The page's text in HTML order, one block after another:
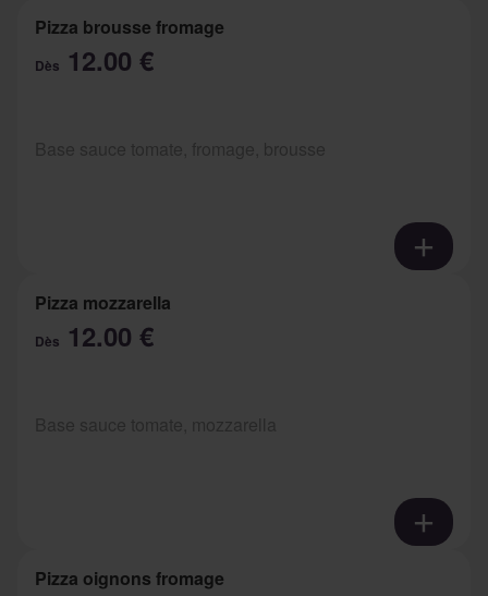
Pizza brousse fromage
Dès 12.00 €
Pizza mozzarella
Dès 12.00 €
Pizza oignons fromage